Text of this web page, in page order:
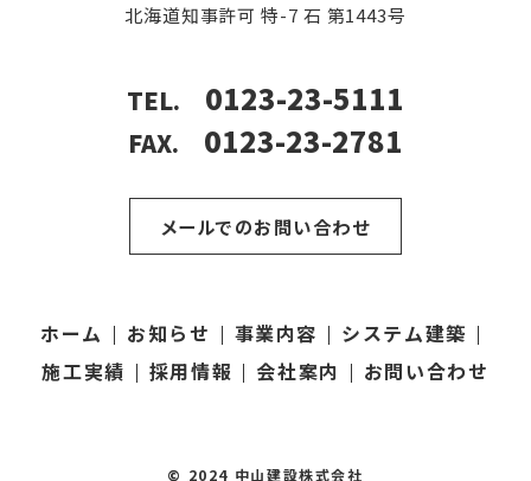
北海道知事許可特-7 石 第1443号
TEL. 0123-23-5111
FAX. 0123-23-2781
メールでのお問い合わせ
ホーム お知らせ 事業内容
システム建築
施工実績
採用情報 会社案内 お問い合わせ
© 2024 中山建設株式会社